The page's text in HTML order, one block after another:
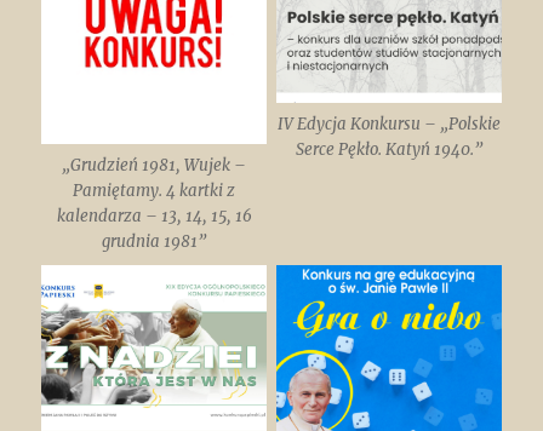
„Grudzień 1981, Wujek –
Pamiętamy. 4 kartki z
kalendarza – 13, 14, 15, 16
grudnia 1981”
IV Edycja Konkursu – „Polskie
Serce Pękło. Katyń 1940.”